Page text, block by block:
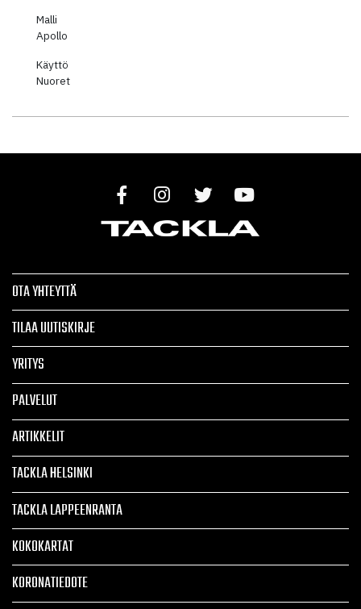
Malli
Apollo
Käyttö
Nuoret
OTA YHTEYTTÄ
TILAA UUTISKIRJE
YRITYS
PALVELUT
ARTIKKELIT
TACKLA HELSINKI
TACKLA LAPPEENRANTA
KOKOKARTAT
KORONATIEDOTE